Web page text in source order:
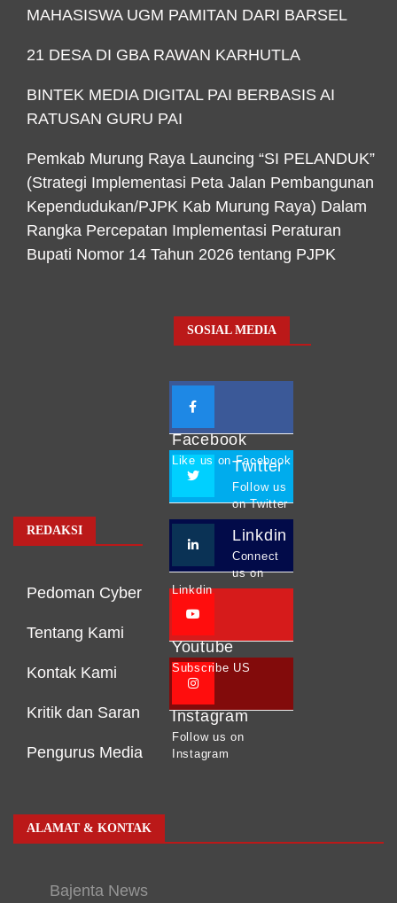
MAHASISWA UGM PAMITAN DARI BARSEL
21 DESA DI GBA RAWAN KARHUTLA
BINTEK MEDIA DIGITAL PAI BERBASIS AI
RATUSAN GURU PAI
Pemkab Murung Raya Launcing “SI PELANDUK”
(Strategi Implementasi Peta Jalan Pembangunan
Kependudukan/PJPK Kab Murung Raya) Dalam
Rangka Percepatan Implementasi Peraturan
Bupati Nomor 14 Tahun 2026 tentang PJPK
REDAKSI
Pedoman Cyber
Tentang Kami
Kontak Kami
Kritik dan Saran
Pengurus Media
SOSIAL MEDIA
Facebook
Like us on Facebook
Twitter
Follow us
on Twitter
Linkdin
Connect
us on
Linkdin
Youtube
Subscribe US
Instagram
Follow us on
Instagram
ALAMAT & KONTAK
Bajenta News